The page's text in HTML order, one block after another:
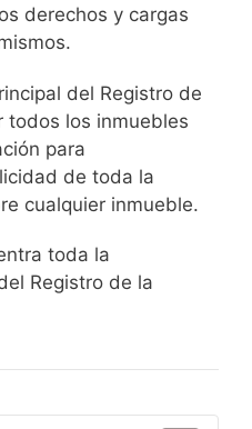
derechos y cargas
del Registro de
todos los inmuebles
para
de toda la
cualquier inmueble.
toda la
Registro de la